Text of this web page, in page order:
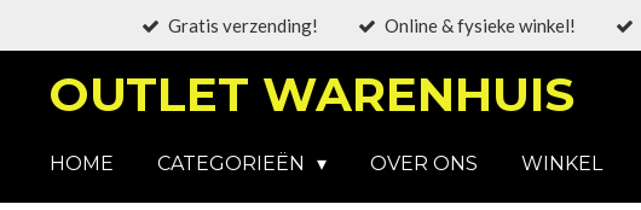
hoofdinhoud
Gratis verzending! Online & fysieke winkel!
OUTLET WARENHUIS
HOME CATEGORIEËN OVER ONS WINKEL